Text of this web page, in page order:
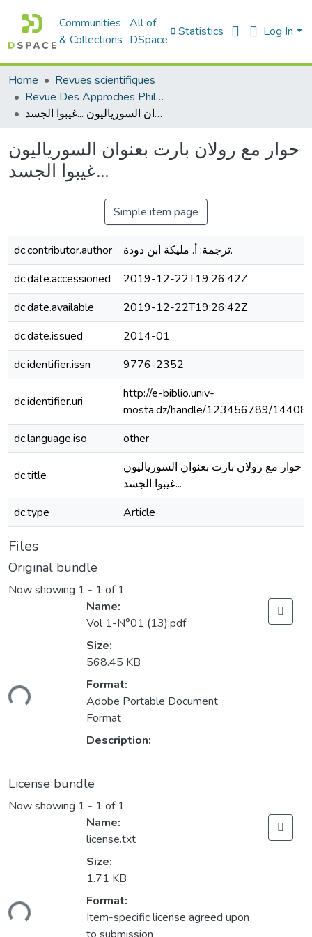
Communities
& Collections
All of
DSpace
Statistics Log In
Home
Revues scientifiques
Revue Des Approches Philosophiques
حوار مع رولان بارت بعنوان السورياليون ...غيبوا الجسد
حوار مع رولان بارت بعنوان السورياليون
...غيبوا الجسد
Simple item page
dc.contributor.author
ترجمة: أ. مليكة ابن دودة.
dc.date.accessioned
2019-12-22T19:26:42Z
dc.date.available
2019-12-22T19:26:42Z
dc.date.issued
2014-01
dc.identifier.issn
9776-2352
dc.identifier.uri
http://e-biblio.univ-
mosta.dz/handle/123456789/14408
dc.language.iso
other
dc.title
حوار مع رولان بارت بعنوان السورياليون
...غيبوا الجسد
dc.type
Article
Files
Original bundle
Now showing 1 - 1 of 1
Name:
Vol 1-N°01 (13).pdf
Size:
568.45 KB
Format:
Adobe Portable Document
Format
Description:
License bundle
Now showing 1 - 1 of 1
Name:
license.txt
Size:
1.71 KB
Format:
Item-specific license agreed upon